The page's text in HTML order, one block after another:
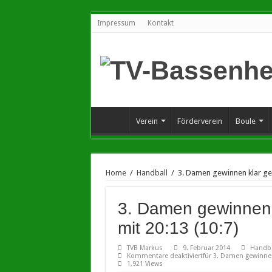
Impressum Kontakt
Verein Förderverein Boule
Home / Handball / 3. Damen gewinnen klar
3. Damen
mit 20:13 (10:7)
TVB Markus 9. Februar 2014
Kommentare deaktiviertfür 3. Damen
1,921 Views